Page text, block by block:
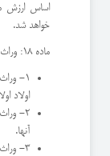
اساس ارزش
خواهد شد.
ماده 18: وراث از نظر این قانون به سه طبقه تقسیم میشوند:
۱-
اولاد
۲-
آنها.
۳-